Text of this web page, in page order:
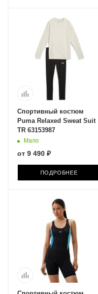
Спортивный костюм
Puma Relaxed Sweat Suit
TR 63153987
Мало
от 9 490 ₽
ПОДРОБНЕЕ